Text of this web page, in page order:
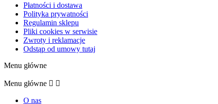
Płatności i dostawa
Polityka prywatności
Regulamin sklepu
Pliki cookies w serwisie
Zwroty i reklamacje
Odstąp od umowy tutaj
Menu główne
Menu główne  
O nas